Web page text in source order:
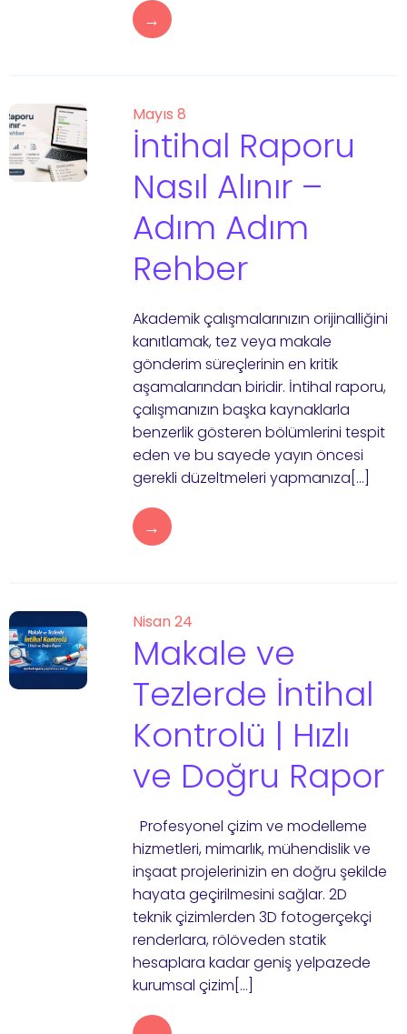
→
Mayıs 8
İntihal Raporu
Nasıl Alınır –
Adım Adım
Rehber
Akademik çalışmalarınızın orijinalliğini
kanıtlamak, tez veya makale
gönderim süreçlerinin en kritik
aşamalarından biridir. İntihal raporu,
çalışmanızın başka kaynaklarla
benzerlik gösteren bölümlerini tespit
eden ve bu sayede yayın öncesi
gerekli düzeltmeleri yapmanıza[…]
→
Nisan 24
Makale ve
Tezlerde İntihal
Kontrolü | Hızlı
ve Doğru Rapor
Profesyonel çizim ve modelleme
hizmetleri, mimarlık, mühendislik ve
inşaat projelerinizin en doğru şekilde
hayata geçirilmesini sağlar. 2D
teknik çizimlerden 3D fotogerçekçi
renderlara, rölöveden statik
hesaplara kadar geniş yelpazede
kurumsal çizim[…]